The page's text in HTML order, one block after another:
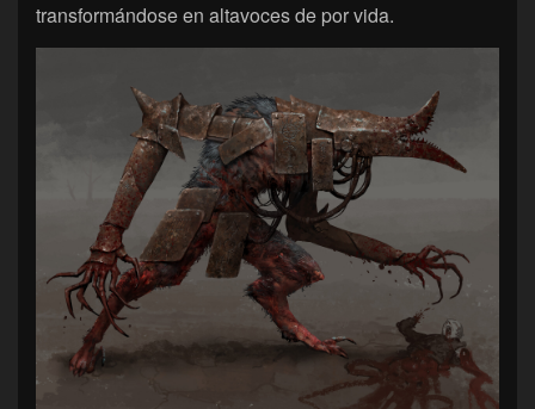
transformándose en altavoces de por vida.